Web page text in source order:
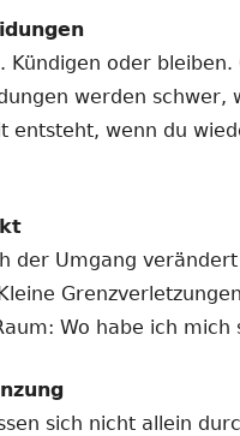
Kündigen oder
werden schwer,
entsteht, wenn du
der Umgang
Wo habe ich
sich nicht allein